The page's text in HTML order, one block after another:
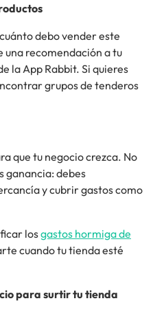
debo vender este
una recomendación a tu
la App Rabbit. Si quieres
grupos de tenderos
que tu negocio crezca. No
ganancia: debes
y cubrir gastos como
losgastos hormiga de
cuando tu tienda esté
para surtir tu tienda